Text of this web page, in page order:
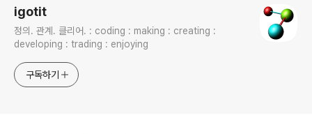
igotit
정의. 관계. 클리어. : coding : making : creating :
developing : trading : enjoying
구독하기